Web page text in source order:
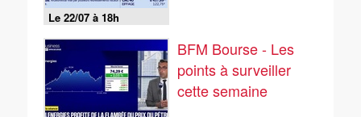
Le 22/07 à 18h
BFM Bourse - Les
points à surveiller
cette semaine